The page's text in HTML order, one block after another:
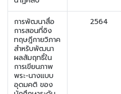
การพัฒนาสื่อ
การสอนที่อิง
ทฤษฎีกายวิภาค
สำหรับพัฒนา
ผลสัมฤทธิ์ใน
การเขียนภาพ
พระ-นางแบบ
อุดมคติ ของ
2564